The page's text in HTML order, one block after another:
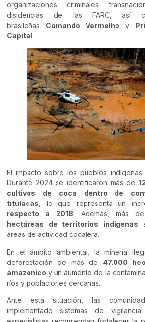
organizaciones criminales
disidencias de las FARC, así
brasileñas Comando Vermelho y
Capital.
El impacto sobre los pueblos
Durante 2024 se identificaron más de
cultivos de coca dentro de
tituladas, lo que representa un
respecto a 2018. Además, más
hectáreas de territorios indígenas
áreas de actividad cocalera.
En el ámbito ambiental, la minería
deforestación de más de 47.000
amazónico y un aumento de la
ríos y poblaciones cercanas.
Ante esta situación, las
implementado sistemas de vigilancia